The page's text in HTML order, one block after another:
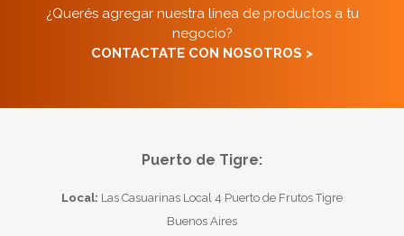
¿Querés agregar nuestra línea de productos a tu
negocio?
CONTACTATE CON NOSOTROS >
Puerto de Tigre:
Local: Las Casuarinas Local 4 Puerto de Frutos Tigre
Buenos Aires